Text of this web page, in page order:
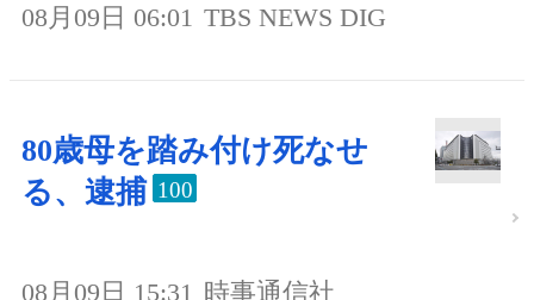
08月09日 06:01 TBS NEWS DIG
80歳母を踏み付け死なせ
る、逮捕 100
08月09日 15:31 時事通信社